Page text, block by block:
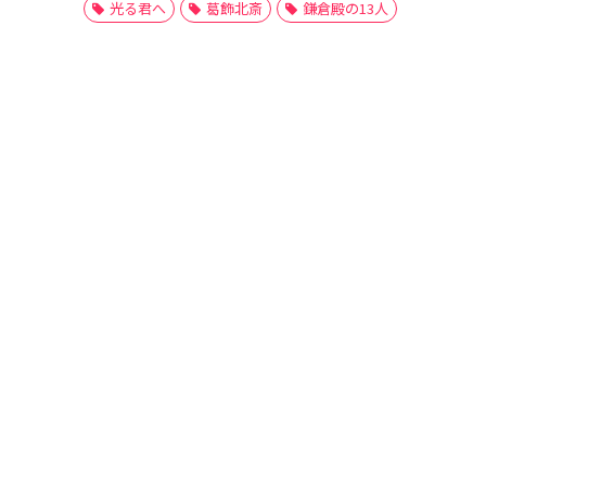
光る君へ 葛飾北斎 鎌倉殿の13人